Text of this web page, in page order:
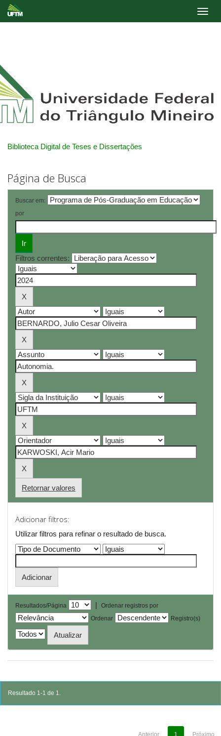
Biblioteca Digital de Teses e Dissertações
Página de Busca
Buscar em:
por
Filtros correntes:
Retornar valores
Adicionar filtros:
Utilizar filtros para refinar o resultado de busca.
Resultados/Página |
Ordenar registros por
Ordenar
Registro(s)
Resultado 1-1 de 1.
Anterior 1 Próximo